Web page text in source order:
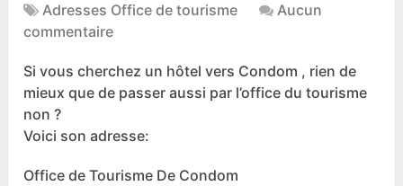
Adresses Office de tourisme
Aucun
commentaire
Si vous cherchez un hôtel vers Condom , rien de
mieux que de passer aussi par l’office du tourisme
non ?
Voici son adresse:
Office de Tourisme De Condom